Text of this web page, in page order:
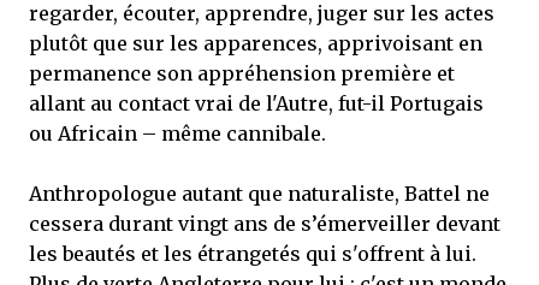
regarder, écouter, apprendre, juger sur les actes
plutôt que sur les apparences, apprivoisant en
permanence son appréhension première et
allant au contact vrai de l'Autre, fut-il Portugais
ou Africain – même cannibale.
Anthropologue autant que naturaliste, Battel ne
cessera durant vingt ans de s’émerveiller devant
les beautés et les étrangetés qui s'offrent à lui.